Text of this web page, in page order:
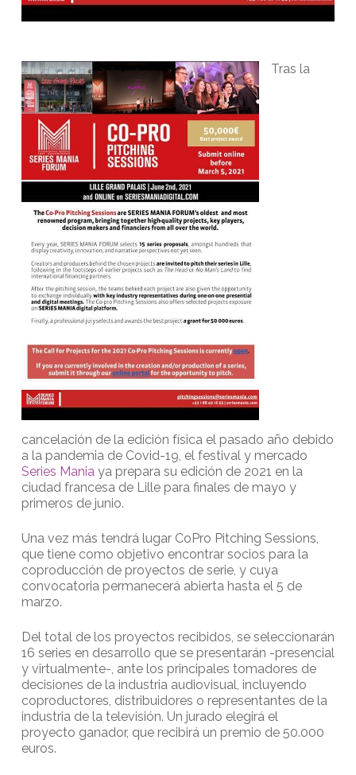
Tras la
cancelación de la edición física el pasado año debido
a la pandemia de Covid-19, el festival y mercado
Series Maniaya prepara su edición de 2021 en la
ciudad francesa de Lille para finales de mayo y
primeros de junio.
Una vez más tendrá lugar CoPro Pitching Sessions,
que tiene como objetivo encontrar socios para la
coproducción de proyectos de serie, y cuya
convocatoria permanecerá abierta hasta el 5 de
marzo.
Del total de los proyectos recibidos, se seleccionarán
16 series en desarrollo que se presentarán -presencial
y virtualmente-, ante los principales tomadores de
decisiones de la industria audiovisual, incluyendo
coproductores, distribuidores o representantes de la
industria de la televisión. Un jurado elegirá el
proyecto ganador, que recibirá un premio de 50.000
euros.